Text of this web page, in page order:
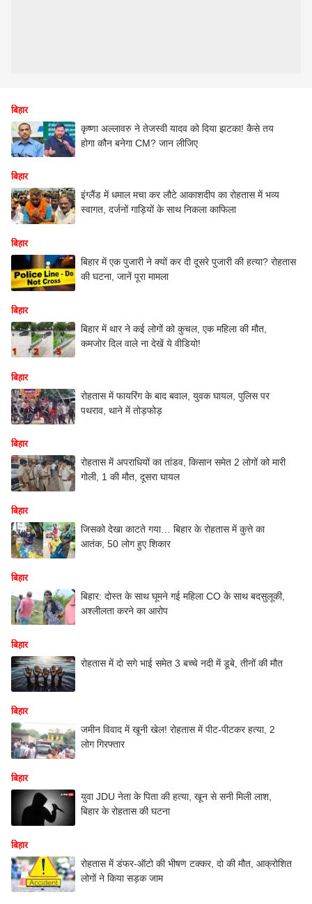
बिहार
कृष्णा अल्लावरु ने तेजस्वी यादव को दिया झटका! कैसे तय
होगा कौन बनेगा CM? जान लीजिए
बिहार
इंग्लैंड में धमाल मचा कर लौटे आकाशदीप का रोहतास में भव्य
स्वागत, दर्जनों गाड़ियों के साथ निकला काफिला
बिहार
बिहार में एक पुजारी ने क्यों कर दी दूसरे पुजारी की हत्या? रोहतास
की घटना, जानें पूरा मामला
बिहार
बिहार में थार ने कई लोगों को कुचल, एक महिला की मौत,
कमजोर दिल वाले ना देखें ये वीडियो!
बिहार
रोहतास में फायरिंग के बाद बवाल, युवक घायल, पुलिस पर
पथराव, थाने में तोड़फोड़
बिहार
रोहतास में अपराधियों का तांडव, किसान समेत 2 लोगों को मारी
गोली, 1 की मौत, दूसरा घायल
बिहार
जिसको देखा काटते गया… बिहार के रोहतास में कुत्ते का
आतंक, 50 लोग हुए शिकार
बिहार
बिहार: दोस्त के साथ घूमने गई महिला CO के साथ बदसुलूकी,
अश्लीलता करने का आरोप
बिहार
रोहतास में दो सगे भाई समेत 3 बच्चे नदी में डूबे, तीनों की मौत
बिहार
जमीन विवाद में खूनी खेल! रोहतास में पीट-पीटकर हत्या, 2
लोग गिरफ्तार
बिहार
युवा JDU नेता के पिता की हत्या, खून से सनी मिली लाश,
बिहार के रोहतास की घटना
बिहार
रोहतास में डंफर-ऑटो की भीषण टक्कर, दो की मौत, आक्रोशित
लोगों ने किया सड़क जाम